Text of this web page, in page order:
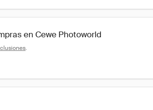
en Cewe Photoworld
.